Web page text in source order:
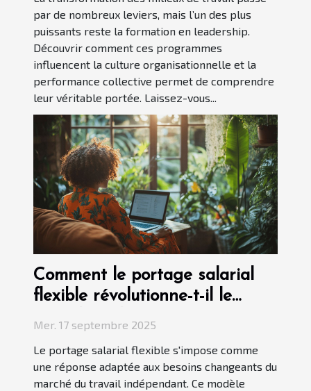
par de nombreux leviers, mais l’un des plus
puissants reste la formation en leadership.
Découvrir comment ces programmes
influencent la culture organisationnelle et la
performance collective permet de comprendre
leur véritable portée. Laissez-vous...
Comment le portage salarial
flexible révolutionne-t-il le
travail freelance ?
Mer. 17 septembre 2025
Le portage salarial flexible s'impose comme
une réponse adaptée aux besoins changeants du
marché du travail indépendant. Ce modèle